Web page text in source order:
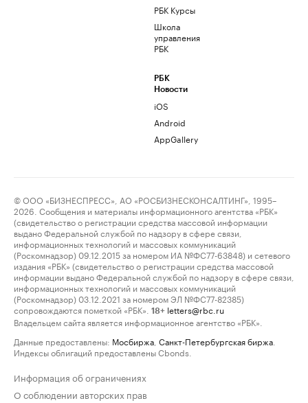
РБК Курсы
Школа
управления
РБК
РБК
Новости
iOS
Android
AppGallery
© ООО «БИЗНЕСПРЕСС», АО «РОСБИЗНЕСКОНСАЛТИНГ», 1995–
2026. Сообщения и материалы информационного агентства «РБК»
(свидетельство о регистрации средства массовой информации
выдано Федеральной службой по надзору в сфере связи,
информационных технологий и массовых коммуникаций
(Роскомнадзор) 09.12.2015 за номером ИА №ФС77-63848) и сетевого
издания «РБК» (свидетельство о регистрации средства массовой
информации выдано Федеральной службой по надзору в сфере связи,
информационных технологий и массовых коммуникаций
(Роскомнадзор) 03.12.2021 за номером ЭЛ №ФС77-82385)
сопровождаются пометкой «РБК».
18+ letters@rbc.ru
Владельцем сайта является информационное агентство «РБК».
Данные предоставлены: Мосбиржа Санкт-Петербургская биржа
Индексы облигаций предоставлены Cbonds.
Информация об ограничениях
О соблюдении авторских прав